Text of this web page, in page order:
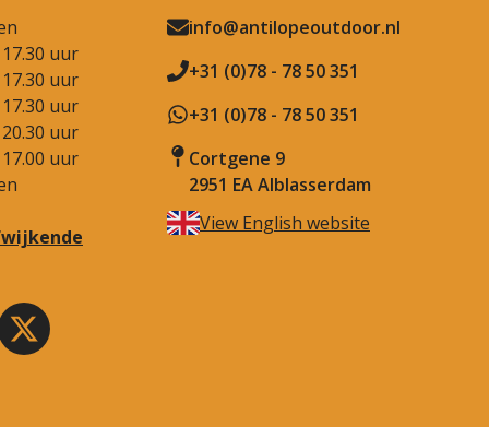
uur
uur
uur
uur
uur
info@antilopeoutdoor.nl
+31 (0)78 - 78 50 351
+31 (0)78 - 78 50 351
Cortgene 9
2951 EA Alblasserdam
View English website